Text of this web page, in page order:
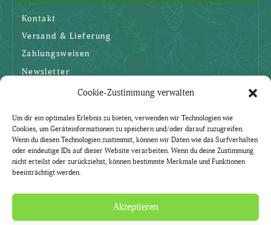
Cookie-Zustimmung verwalten
Um dir ein optimales Erlebnis zu bieten, verwenden wir Technologien wie
Cookies, um Geräteinformationen zu speichern und/oder darauf zuzugreifen.
Wenn du diesen Technologien zustimmst, können wir Daten wie das Surfverhalten
oder eindeutige IDs auf dieser Website verarbeiten. Wenn du deine Zustimmung
nicht erteilst oder zurückziehst, können bestimmte Merkmale und Funktionen
beeinträchtigt werden.
Akzeptieren
Kontakt
Versand & Lieferung
Zahlungsweisen
Newsletter
SICHERHEIT
AGBs
Datenschutzerklärung
Widerruf
Impressum